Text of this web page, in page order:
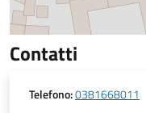
Contatti
Telefono:0381668011